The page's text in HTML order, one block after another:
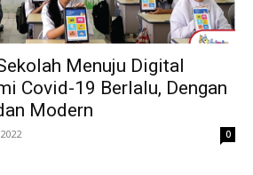
Menuju Digital
Covid-19 Berlalu, Dengan
Modern
0